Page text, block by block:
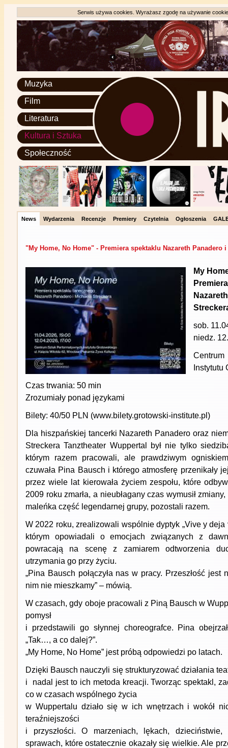
Serwis używa cookies. Wyrażasz zgodę na używanie
Muzyka
Film
Literatura
Kultura i Sztuka
Społeczność
News Wydarzenia Recenzje Premiery Czytelnia Ogłoszenia
"My Home, No Home" - Premiera spektaklu Nazareth Panadero
My
sob.
niedz.
Instytutu
Czas trwania: 50 min
Zrozumiały ponad językami
Bilety: 40/50 PLN (www.bilety.grotowski-institute.pl)
Dla hiszpańskiej tancerki Nazareth Panadero oraz
Streckera Tanztheater Wuppertal był nie tylko
którym razem pracowali, ale prawdziwym
czuwała Pina Bausch i którego atmosferę przenikały
przez wiele lat kierowała życiem zespołu, które
2009 roku zmarła, a nieubłagany czas wymusił
maleńka część legendarnej grupy, pozostali razem.
W 2022 roku, zrealizowali wspólnie dyptyk „Vive y deja
którym opowiadali o emocjach związanych z
powracają na scenę z zamiarem odtworzenia
utrzymania go przy życiu.
„Pina Bausch połączyła nas w pracy. Przeszłość
nim nie mieszkamy” – mówią.
W czasach, gdy oboje pracowali z Piną Bausch w
pomysł
i przedstawili go słynnej choreografce. Pina
„Tak…, a co dalej?”.
„My Home, No Home” jest próbą odpowiedzi po latach.
Dzięki Bausch nauczyli się strukturyzować działania
i nadal jest to ich metoda kreacji. Tworząc spektakl,
co w czasach wspólnego życia
w Wuppertalu działo się w ich wnętrzach i wokół
teraźniejszości
i przyszłości. O marzeniach, lękach, dzieciństwie,
sprawach, które ostatecznie okazały się wielkie. Ale